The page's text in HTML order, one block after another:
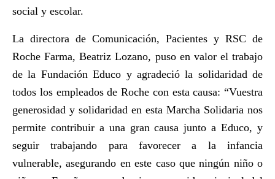
social y escolar.
La directora de Comunicación, Pacientes y RSC de
Roche Farma,Beatriz Lozano, puso en valor el trabajo
de la Fundación Educo y agradeció la solidaridad de
todos los empleados de Roche con esta causa: “Vuestra
generosidad y solidaridad en esta Marcha Solidaria nos
permite contribuir a una gran causa junto a Educo, y
seguir trabajando para favorecer a la infancia
vulnerable, asegurando en este caso que ningún niño o